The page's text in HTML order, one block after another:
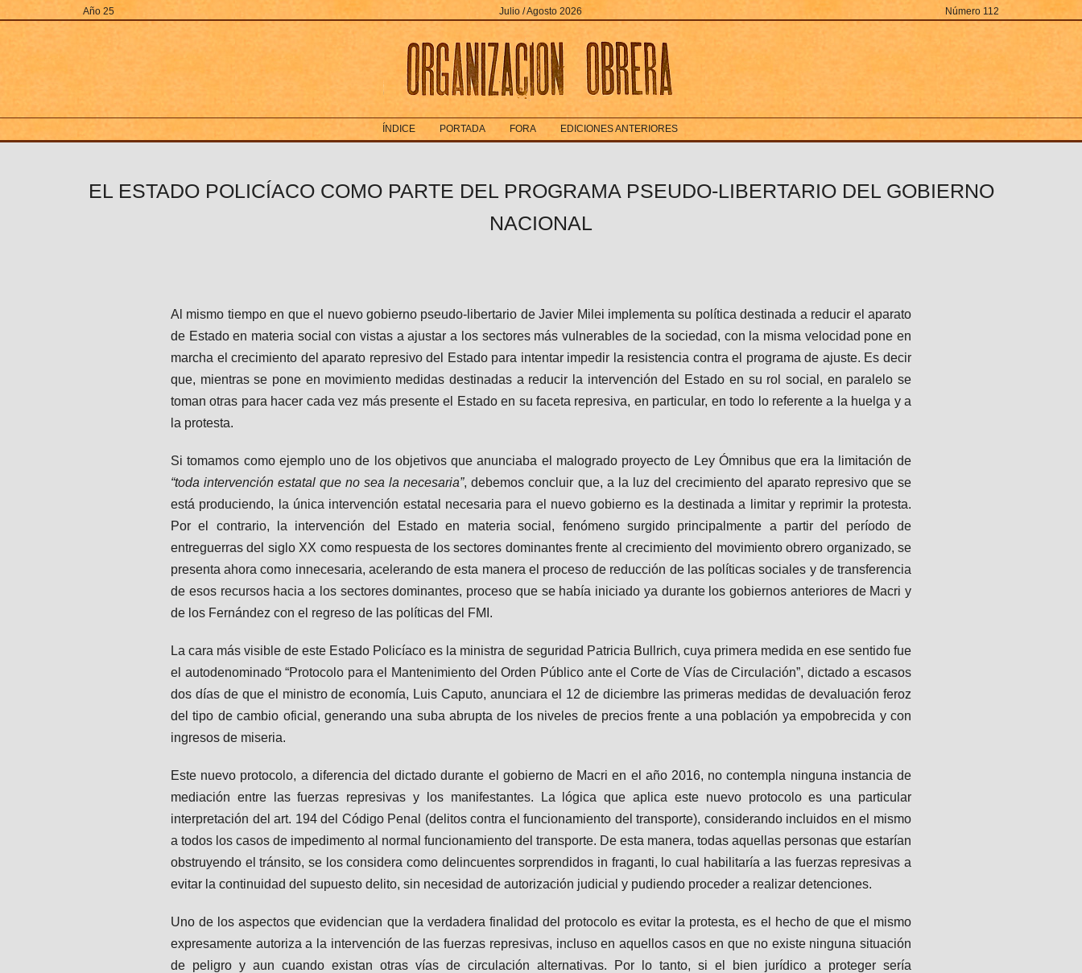
contenido
Año 25 Julio / Agosto 2026 Número 112
ÍNDICE PORTADA FORA EDICIONES ANTERIORES
EL ESTADO POLICÍACO COMO PARTE DEL PROGRAMA PSEUDO-LIBERTARIO DEL GOBIERNO
NACIONAL
Al mismo tiempo en que el nuevo gobierno pseudo-libertario de Javier Milei implementa su política destinada a reducir el aparato
de Estado en materia social con vistas a ajustar a los sectores más vulnerables de la sociedad, con la misma velocidad pone en
marcha el crecimiento del aparato represivo del Estado para intentar impedir la resistencia contra el programa de ajuste. Es decir
que, mientras se pone en movimiento medidas destinadas a reducir la intervención del Estado en su rol social, en paralelo se
toman otras para hacer cada vez más presente el Estado en su faceta represiva, en particular, en todo lo referente a la huelga y a
la protesta.
Si tomamos como ejemplo uno de los objetivos que anunciaba el malogrado proyecto de Ley Ómnibus que era la limitación de
“toda intervención estatal que no sea la necesaria”, debemos concluir que, a la luz del crecimiento del aparato represivo que se
está produciendo, la única intervención estatal necesaria para el nuevo gobierno es la destinada a limitar y reprimir la protesta.
Por el contrario, la intervención del Estado en materia social, fenómeno surgido principalmente a partir del período de
entreguerras del siglo XX como respuesta de los sectores dominantes frente al crecimiento del movimiento obrero organizado, se
presenta ahora como innecesaria, acelerando de esta manera el proceso de reducción de las políticas sociales y de transferencia
de esos recursos hacia a los sectores dominantes, proceso que se había iniciado ya durante los gobiernos anteriores de Macri y
de los Fernández con el regreso de las políticas del FMI.
La cara más visible de este Estado Policíaco es la ministra de seguridad Patricia Bullrich, cuya primera medida en ese sentido fue
el autodenominado “Protocolo para el Mantenimiento del Orden Público ante el Corte de Vías de Circulación”, dictado a escasos
dos días de que el ministro de economía, Luis Caputo, anunciara el 12 de diciembre las primeras medidas de devaluación feroz
del tipo de cambio oficial, generando una suba abrupta de los niveles de precios frente a una población ya empobrecida y con
ingresos de miseria.
Este nuevo protocolo, a diferencia del dictado durante el gobierno de Macri en el año 2016, no contempla ninguna instancia de
mediación entre las fuerzas represivas y los manifestantes. La lógica que aplica este nuevo protocolo es una particular
interpretación del art. 194 del Código Penal (delitos contra el funcionamiento del transporte), considerando incluidos en el mismo
a todos los casos de impedimento al normal funcionamiento del transporte. De esta manera, todas aquellas personas que estarían
obstruyendo el tránsito, se los considera como delincuentes sorprendidos in fraganti, lo cual habilitaría a las fuerzas represivas a
evitar la continuidad del supuesto delito, sin necesidad de autorización judicial y pudiendo proceder a realizar detenciones.
Uno de los aspectos que evidencian que la verdadera finalidad del protocolo es evitar la protesta, es el hecho de que el mismo
expresamente autoriza a la intervención de las fuerzas represivas, incluso en aquellos casos en que no existe ninguna situación
de peligro y aun cuando existan otras vías de circulación alternativas. Por lo tanto, si el bien jurídico a proteger sería